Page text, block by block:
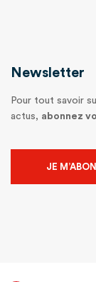
Newsletter
Pour tout savoir
actus, abonnez
JE